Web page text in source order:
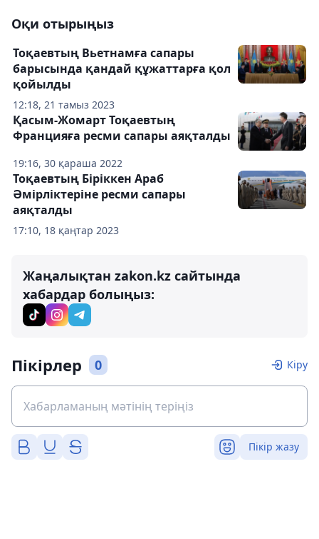
Оқи отырыңыз
12:18, 21 тамыз 2023
Тоқаевтың Вьетнамға сапары
барысында қандай құжаттарға қол
қойылды
19:16, 30 қараша 2022
Қасым-Жомарт Тоқаевтың
Францияға ресми сапары аяқталды
17:10, 18 қаңтар 2023
Тоқаевтың Біріккен Араб
Әмірліктеріне ресми сапары
аяқталды
Жаңалықтан zakon.kz сайтында
хабардар болыңыз:
Пікірлер 0 Кіру
Пікір жазу